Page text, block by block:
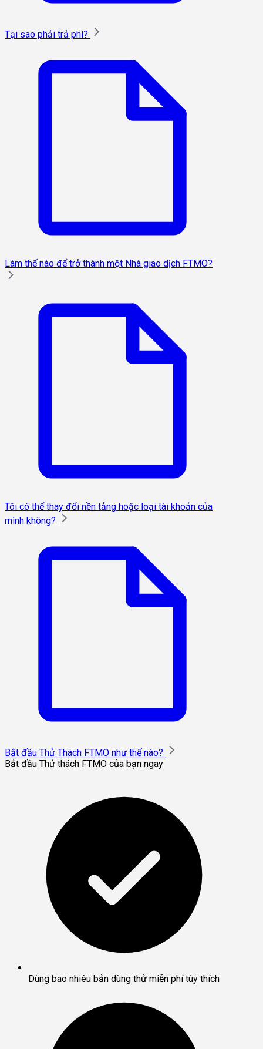
Tại sao phải trả phí?
Làm thế nào để trở thành một Nhà giao dịch FTMO?
Tôi có thể thay đổi nền tảng hoặc loại tài khoản của
mình không?
Bắt đầu Thử Thách FTMO như thế nào?
Bắt đầu Thử thách FTMO của bạn ngay
Dùng bao nhiêu bản dùng thử miễn phí tùy thích